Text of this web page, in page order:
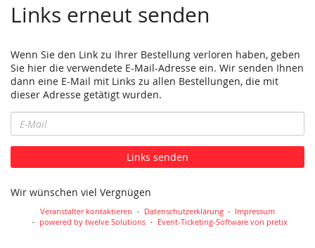
Links erneut senden
Wenn Sie den Link zu Ihrer Bestellung verloren haben, geben
Sie hier die verwendete E-Mail-Adresse ein. Wir senden Ihnen
dann eine E-Mail mit Links zu allen Bestellungen, die mit
dieser Adresse getätigt wurden.
E-
Mail
Links senden
Wir wünschen viel Vergnügen
Veranstalter kontaktieren Datenschutzerklärung
Impressum
powered by twelve Solutions
Event-Ticketing-Software von pretix